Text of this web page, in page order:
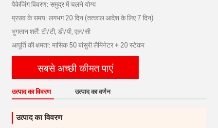
पैकेजिंग विवरण: समुद्र में चलने योग्य
प्रसव के समय: लगभग 20 दिन (तत्काल आदेश के लिए 7 दिन)
भुगतान शर्तें: टी/टी, डी/पी, एल/सी
आपूर्ति की क्षमता: मासिक 50 बांसुरी लैमिनेटर + 20 स्टेकर
सबसे अच्छी कीमत पाएं
उत्पाद का विवरण उत्पाद का वर्णन
उत्पाद का विवरण